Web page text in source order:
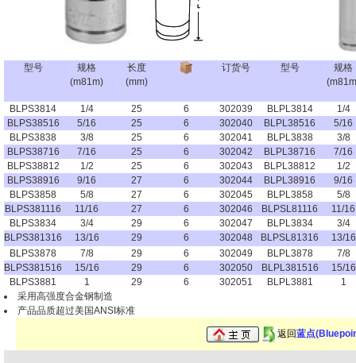
型号
规格
(m81m)
长度
(mm)
订货号
BLPS3814 1/4 25 6
302039
BLPS38516
5/16 25 6
302040
BLPS3838
3/8 25 6
302041
BLPS38716
7/16 25 6
302042
BLPS38812
1/2 25 6
302043
BLPS38916
9/16 27 6
302044
BLPS3858
5/8 27 6
302045
BLPS381116
11/16 27 6
302046
BLPS3834
3/4 29 6
302047
BLPS381316
13/16 29 6
302048
BLPS3878
7/8 29 6
302049
BLPS381516
15/16 29 6
302050
BLPS3881
1 29 6
302051
采用高强度合金钢制造
产品品质超过美国ANSI标准
型号
规格
BLPL3814
1/4
BLPL38516
5/16
BLPL3838
3/8
BLPL38716
7/16
BLPL38812
1/2
BLPL38916
9/16
BLPL3858
5/8
BLPSL81116
11/16
BLPL3834
3/4
BLPSL81316
13/16
BLPL3878
7/8
BLPL381516
15/16
BLPL3881
1
返回蓝点